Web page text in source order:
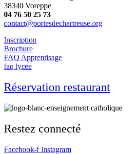
38340 Voreppe
04 76 50 25 73
contact@portesdechartreuse.org
Inscription
Brochure
FAQ Apprentisage
faq lycee
Réservation restaurant
Restez connecté
Facebook-f Instagram